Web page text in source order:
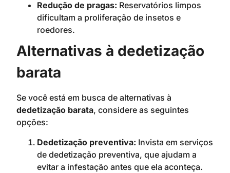
Redução de pragas: Reservatórios limpos
dificultam a proliferação de insetos e
roedores.
Alternativas à dedetização
barata
Se você está em busca de alternativas à
dedetização barata, considere as seguintes
opções:
Dedetização preventiva: Invista em serviços
de dedetização preventiva, que ajudam a
evitar a infestação antes que ela aconteça.